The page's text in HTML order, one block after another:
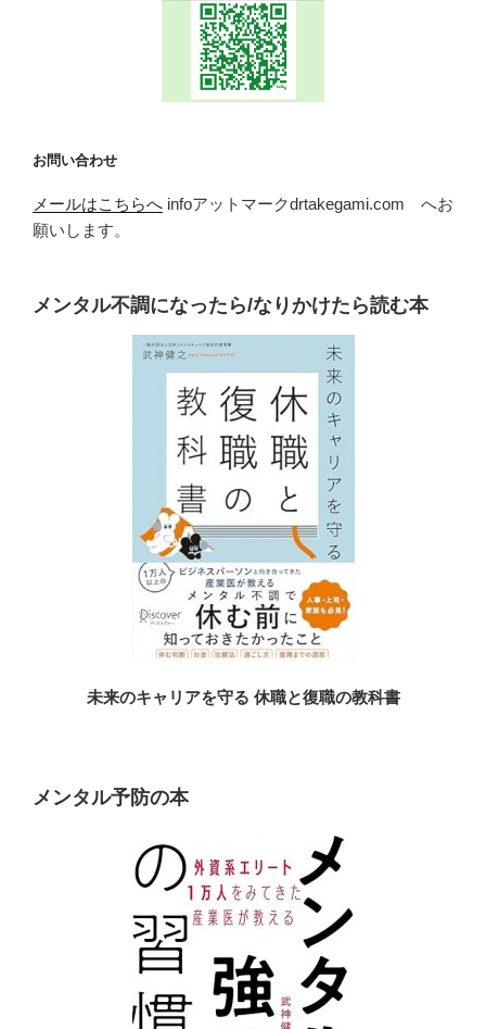
お問い合わせ
メールはこちらへ infoアットマークdrtakegami.com へお
願いします。
メンタル不調になったら/なりかけたら読む本
未来のキャリアを守る 休職と復職の教科書
メンタル予防の本